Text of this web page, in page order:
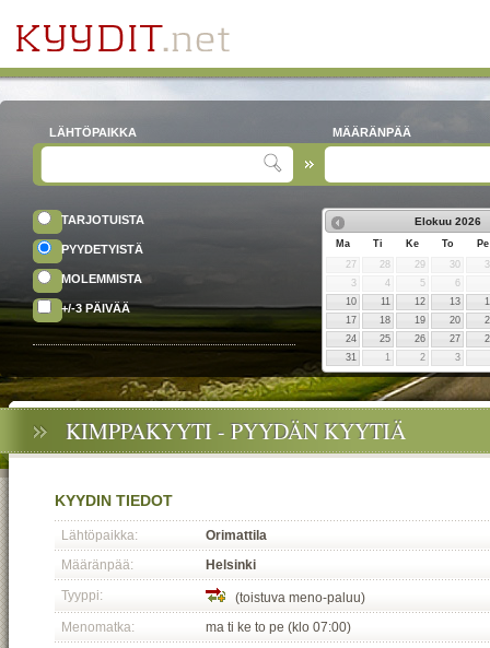
LÄHTÖPAIKKA MÄÄRÄNPÄÄ
TARJOTUISTA
PYYDETYISTÄ
MOLEMMISTA
+/-3 PÄIVÄÄ
Elokuu 2026
Ma Ti Ke To
Pe
27
28 29 30
3
4 5
6
10
11 12 13
17
18 19 20
24
25 26 27
31
1 2 3
KIMPPAKYYTI - PYYDÄN KYYTIÄ
KYYDIN TIEDOT
Lähtöpaikka:
Orimattila
Määränpää:
Helsinki
Tyyppi:
(toistuva meno-paluu)
Menomatka:
ma ti ke to pe (klo 07:00)